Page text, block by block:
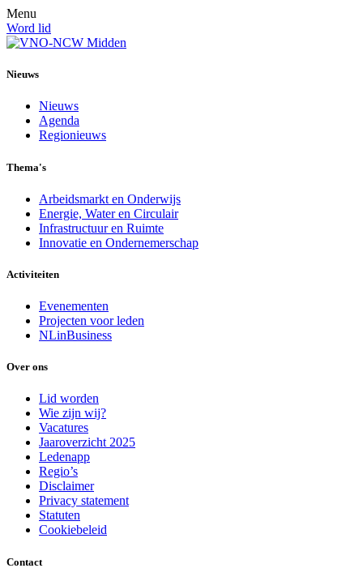
Menu
Word lid
Nieuws
Nieuws
Agenda
Regionieuws
Thema's
Arbeidsmarkt en Onderwijs
Energie, Water en Circulair
Infrastructuur en Ruimte
Innovatie en Ondernemerschap
Activiteiten
Evenementen
Projecten voor leden
NLinBusiness
Over ons
Lid worden
Wie zijn wij?
Vacatures
Jaaroverzicht 2025
Ledenapp
Regio’s
Disclaimer
Privacy statement
Statuten
Cookiebeleid
Contact